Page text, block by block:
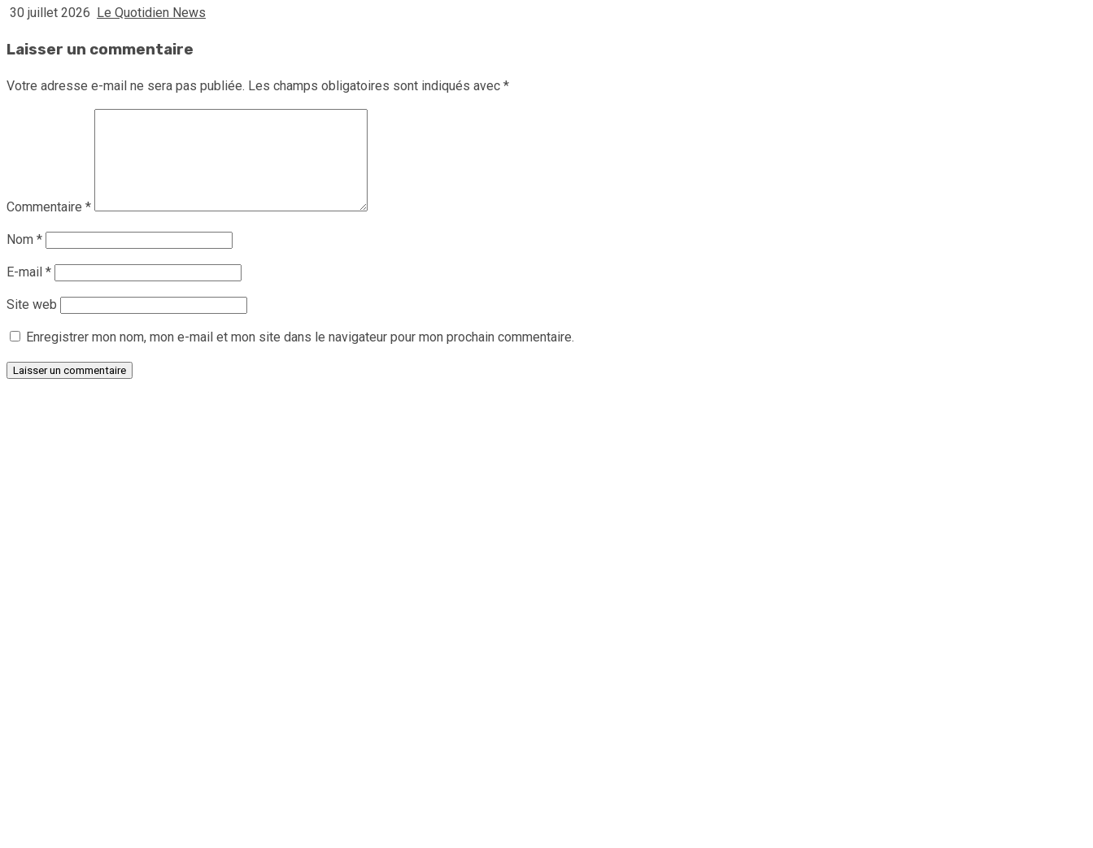
30 juillet 2026 Le Quotidien News
Laisser un commentaire
Votre adresse e-mail ne sera pas publiée. Les champs obligatoires sont indiqués avec *
Commentaire *
Nom *
E-mail *
Site web
Enregistrer mon nom, mon e-mail et mon site dans le navigateur pour mon prochain commentaire.